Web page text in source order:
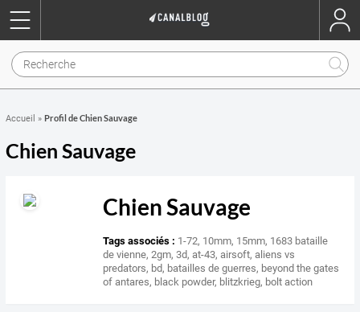
Accueil » Profil de Chien Sauvage
Chien Sauvage
Chien Sauvage
Tags associés : 1-72, 10mm, 15mm, 1683 bataille
de vienne,2gm,3d,at-43,airsoft,aliens vs
predators, bd, batailles de guerres, beyond the gates
of antares, black powder, blitzkrieg, bolt action